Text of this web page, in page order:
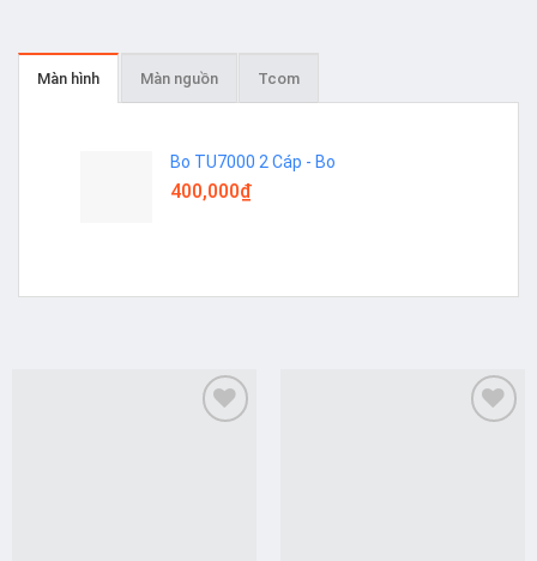
Màn hình Màn nguồn Tcom
Bo TU7000 2 Cáp - Bo
400,000₫